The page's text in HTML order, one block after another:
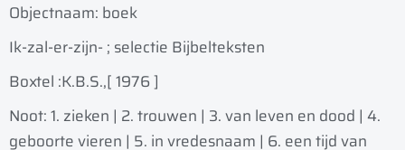
Objectnaam: boek
Ik-zal-er-zijn- ; selectie Bijbelteksten
Boxtel :K.B.S.,[ 1976 ]
Noot: 1. zieken | 2. trouwen | 3. van leven en dood | 4.
geboorte vieren | 5. in vredesnaam | 6. een tijd van